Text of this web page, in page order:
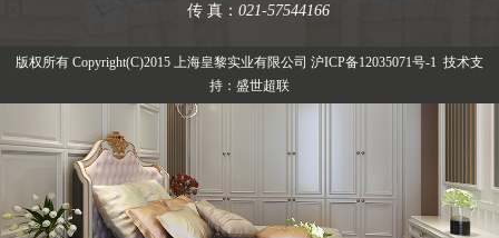
传 真： 021-57544166
版权所有 Copyright(C)2015 上海皇黎实业有限公司 沪ICP备12035071号-1 技术支
持： 盛世超联